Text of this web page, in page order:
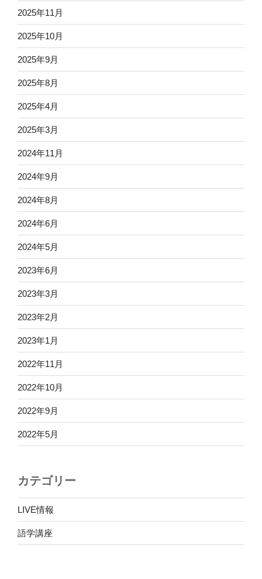
2025年11月
2025年10月
2025年9月
2025年8月
2025年4月
2025年3月
2024年11月
2024年9月
2024年8月
2024年6月
2024年5月
2023年6月
2023年3月
2023年2月
2023年1月
2022年11月
2022年10月
2022年9月
2022年5月
カテゴリー
LIVE情報
語学講座